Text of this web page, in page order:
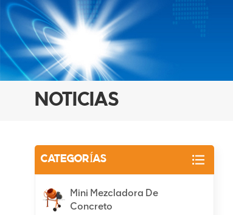
NOTICIAS
CATEGORÍAS
Mini Mezcladora De
Concreto